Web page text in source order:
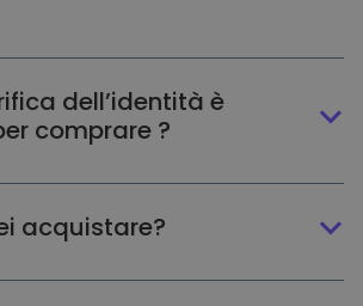
dell’identità è
comprare ?
acquistare?